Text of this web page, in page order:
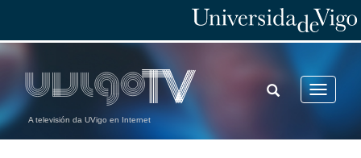
A televisión da UVigo en Internet
Toggle
TOGGLE
SEARCH